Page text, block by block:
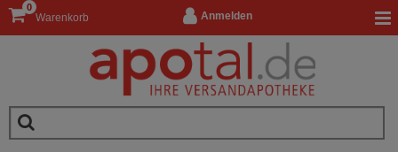
Anmelden
Warenkorb
0